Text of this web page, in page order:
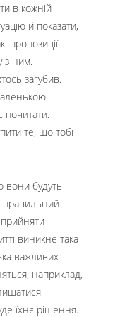
в кожній
й показати,
пропозиції:
з ним.
загубив.
почитати.
те, що тобі
вони будуть
правильний
виникне така
важливих
наприклад,
їхнє рішення.